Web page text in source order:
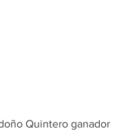
Quintero ganador